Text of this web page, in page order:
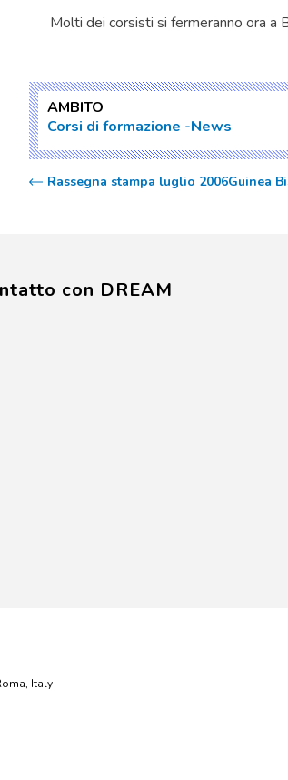
Molti dei corsisti si fermeranno ora a
AMBITO
Corsi di formazione News
Rassegna stampa luglio 2006Guinea
con DREAM
Italy